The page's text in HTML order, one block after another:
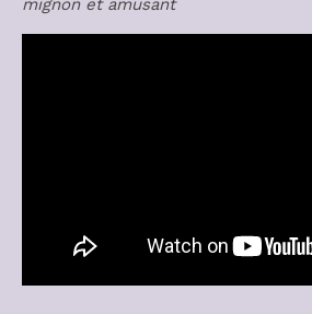
mignon et amusant